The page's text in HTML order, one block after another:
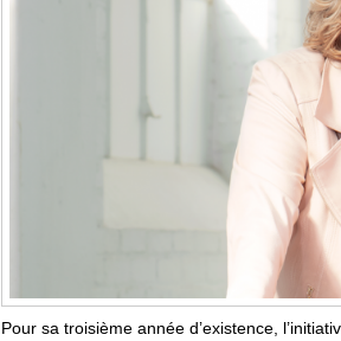
Pour sa troisième année d’existence,